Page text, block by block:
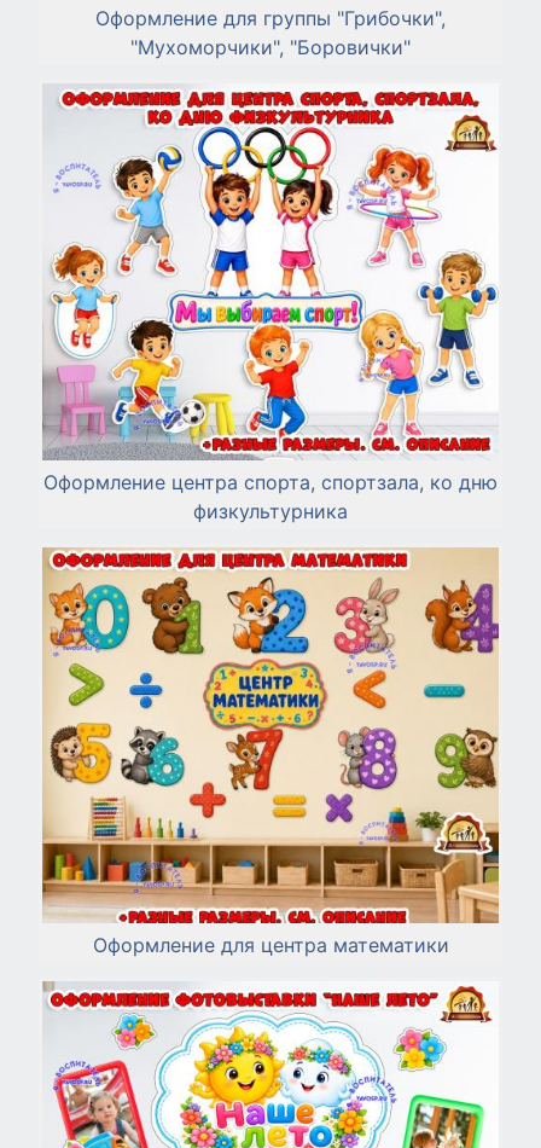
Оформление для группы "Грибочки",
"Мухоморчики", "Боровички"
Оформление центра спорта, спортзала, ко дню
физкультурника
Оформление для центра математики